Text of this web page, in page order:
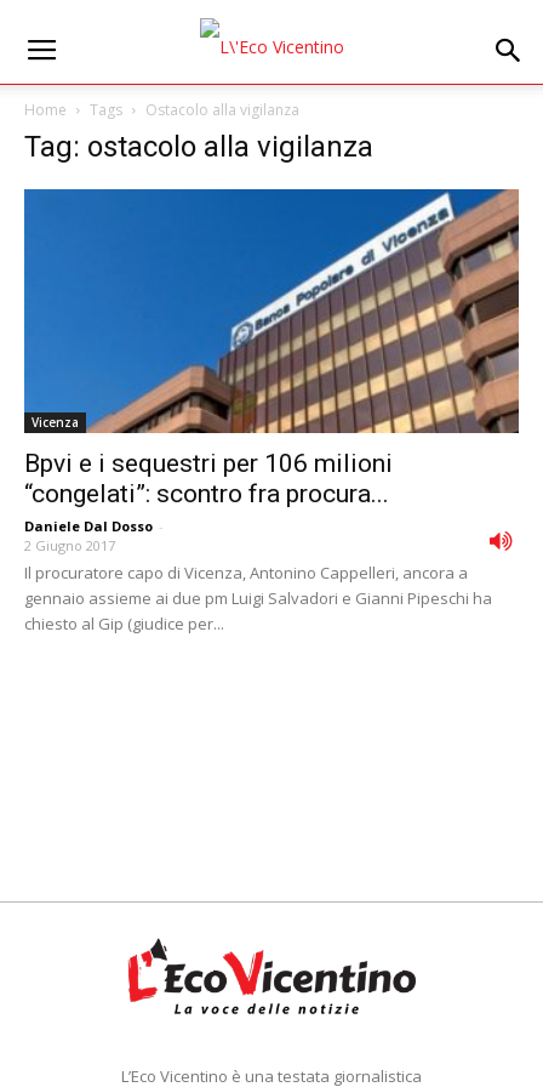
Home Tags Ostacolo alla vigilanza
Tag: ostacolo alla vigilanza
Vicenza
Bpvi e i sequestri per 106 milioni
“congelati”: scontro fra procura...
Daniele Dal Dosso -
2 Giugno 2017
Il procuratore capo di Vicenza, Antonino Cappelleri, ancora a
gennaio assieme ai due pm Luigi Salvadori e Gianni Pipeschi ha
chiesto al Gip (giudice per...
L’Eco Vicentino è una testata giornalistica